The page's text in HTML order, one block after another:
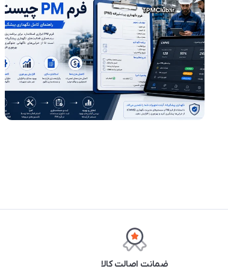
ضمانت اصالت کالا